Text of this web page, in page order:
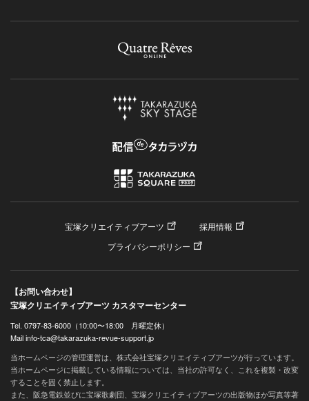
宝塚クリエイティブアーツ
採用情報
プライバシーポリシー
【お問い合わせ】
宝塚クリエイティブアーツ カスタマーセンター
Tel. 0797-83-6000（10:00〜18:00 月曜定休）
Mail info-tca@takarazuka-revue-support.jp
当ホームページの管理運営は、株式会社宝塚クリエイティブアーツが行っています。
当ホームページに掲載している情報については、当社の許可なく、これを複製・改変
することを固く禁止します。
また、阪急電鉄並びに宝塚歌劇団、宝塚クリエイティブアーツの出版物ほか写真等著